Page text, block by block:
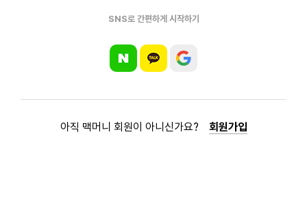
SNS로 간편하게 시작하기
아직 맥머니 회원이 아니신가요? 회원가입